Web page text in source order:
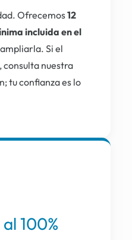
Ofrecemos12
incluida en el
Si el
consulta nuestra
tu confianza es lo
100%